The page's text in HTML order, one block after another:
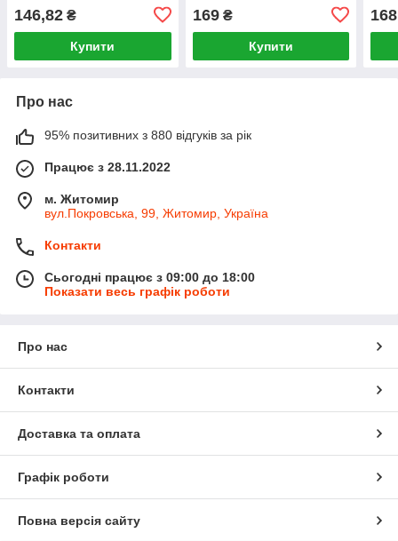
146,82 ₴
Купити
169₴
Купити
Про нас
95% позитивних з 880 відгуків за рік
Працює з 28.11.2022
м. Житомир
вул.Покровська, 99, Житомир, Україна
Контакти
Сьогодні працює з 09:00 до 18:00
Показати весь графік роботи
Про нас
Контакти
Доставка та оплата
Графік роботи
Повна версія сайту